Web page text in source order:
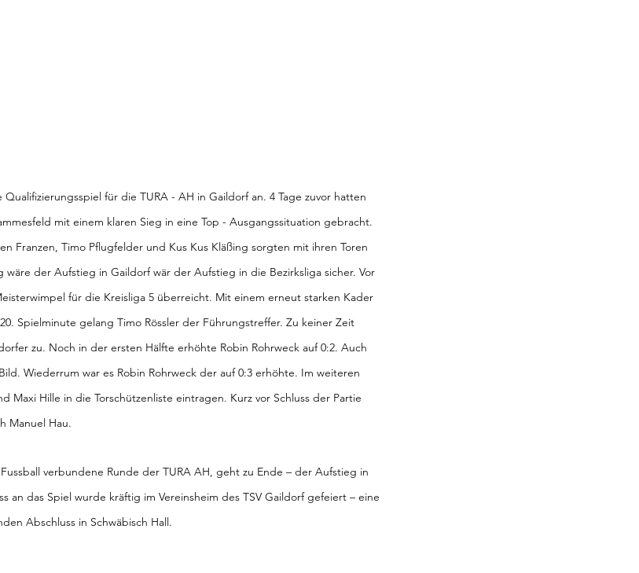
für die TURA - AH in Gaildorf an. 4 Tage zuvor hatten
mit einem klaren Sieg in eine Top - Ausgangssituation gebracht.
Franzen, Timo Pflugfelder und Kus Kus Kläßing sorgten mit ihren Toren
wäre der Aufstieg in Gaildorf wär der Aufstieg in die Bezirksliga sicher. Vor
für die Kreisliga 5 überreicht. Mit einem erneut starken Kader
Spielminute gelang Timo Rössler der Führungstreffer. Zu keiner Zeit
zu. Noch in der ersten Hälfte erhöhte Robin Rohrweck auf 0:2. Auch
Wiederrum war es Robin Rohrweck der auf 0:3 erhöhte. Im weiteren
Maxi Hille in die Torschützenliste eintragen. Kurz vor Schluss der Partie
Manuel Hau.
verbundene Runde der TURA AH, geht zu Ende – der Aufstieg in
an das Spiel wurde kräftig im Vereinsheim des TSV Gaildorf gefeiert – eine
Abschluss in Schwäbisch Hall.